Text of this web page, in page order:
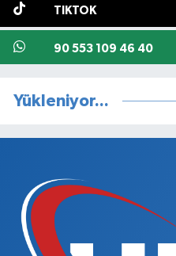
TIKTOK
90 553 109 46 40
Yükleniyor...